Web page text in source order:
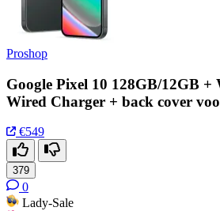
Proshop
Google Pixel 10 128GB/12GB +
Wired Charger + back cover
€549
379
0
Lady-Sale